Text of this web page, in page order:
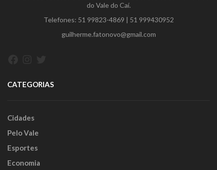
do Vale do Caí.
Telefones: 51 99823-4869 | 51 999430952
guilherme.fatonovo@gmail.com
CATEGORIAS
Cidades
Pelo Vale
Esportes
Economia